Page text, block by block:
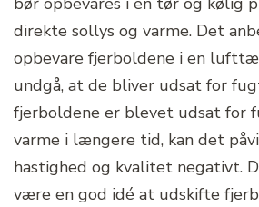
direkte sollys og varme. Det
opbevare fjerboldene i en
undgå, at de bliver udsat for
fjerboldene er blevet udsat for
varme i længere tid, kan det
hastighed og kvalitet negativt.
være en god idé at udskifte